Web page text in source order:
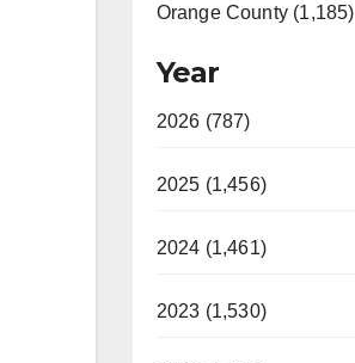
Orange County (1,185)
Year
2026 (787)
2025 (1,456)
2024 (1,461)
2023 (1,530)